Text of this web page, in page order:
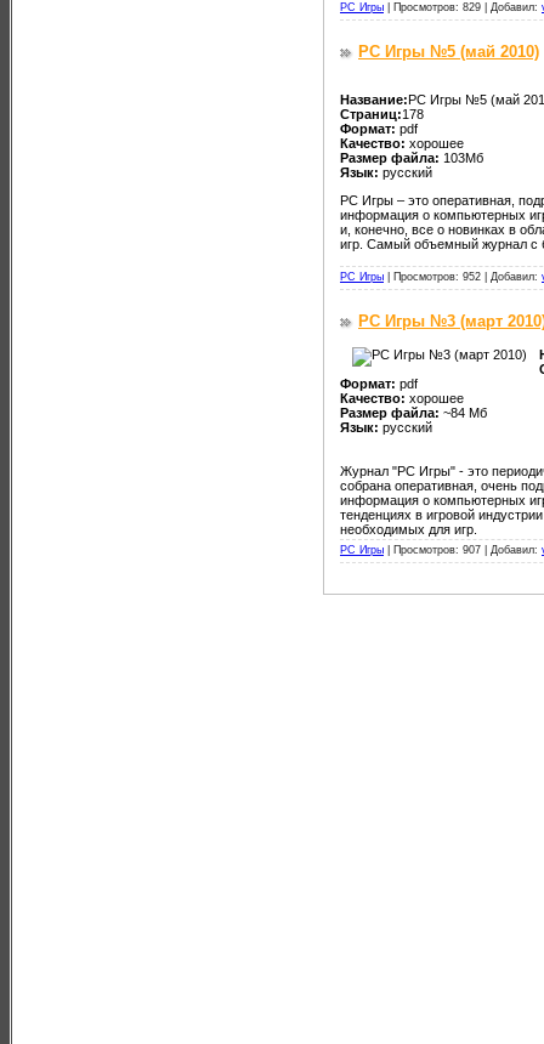
PC Игры Просмотров: 829 | Добавил:
PC Игры №5 (май 2010)
Название:PC Игры №5 (май
Страниц:178
Формат: pdf
Качество: хорошее
Размер файла: 103Мб
Язык: русский
PC Игры – это оперативная,
информация о компьютерных
и, конечно, все о новинках в
игр. Самый объемный журнал с
PC Игры Просмотров: 952 | Добавил:
PC Игры №3 (март
Формат: pdf
Качество: хорошее
Размер файла: ~84 Мб
Язык: русский
Журнал "PC Игры" - это
собрана оперативная, очень
информация о компьютерных
тенденциях в игровой
необходимых для игр.
PC Игры Просмотров: 907 | Добавил: